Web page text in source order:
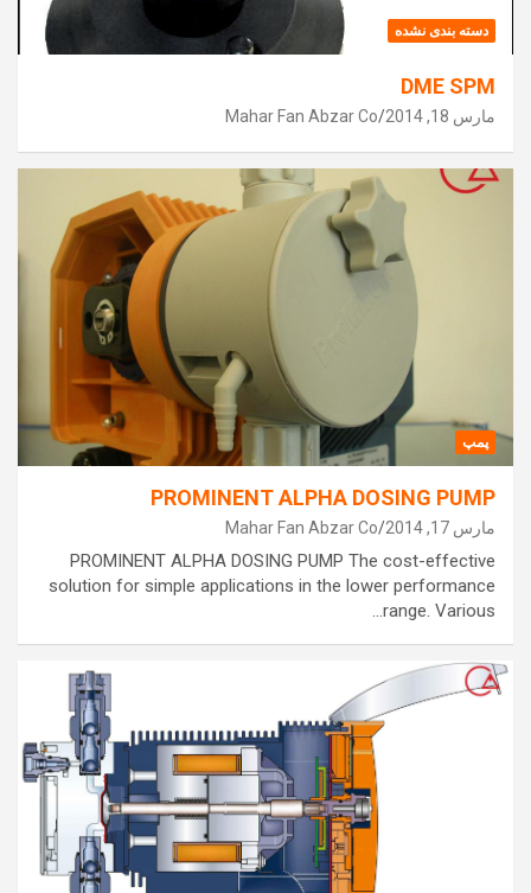
دسته بندی نشده
DME SPM
مارس 18, 2014 Mahar Fan Abzar Co
پمپ
PROMINENT ALPHA DOSING PUMP
مارس 17, 2014 Mahar Fan Abzar Co
PROMINENT ALPHA DOSING PUMP The cost-effective
solution for simple applications in the lower performance
range. Various…